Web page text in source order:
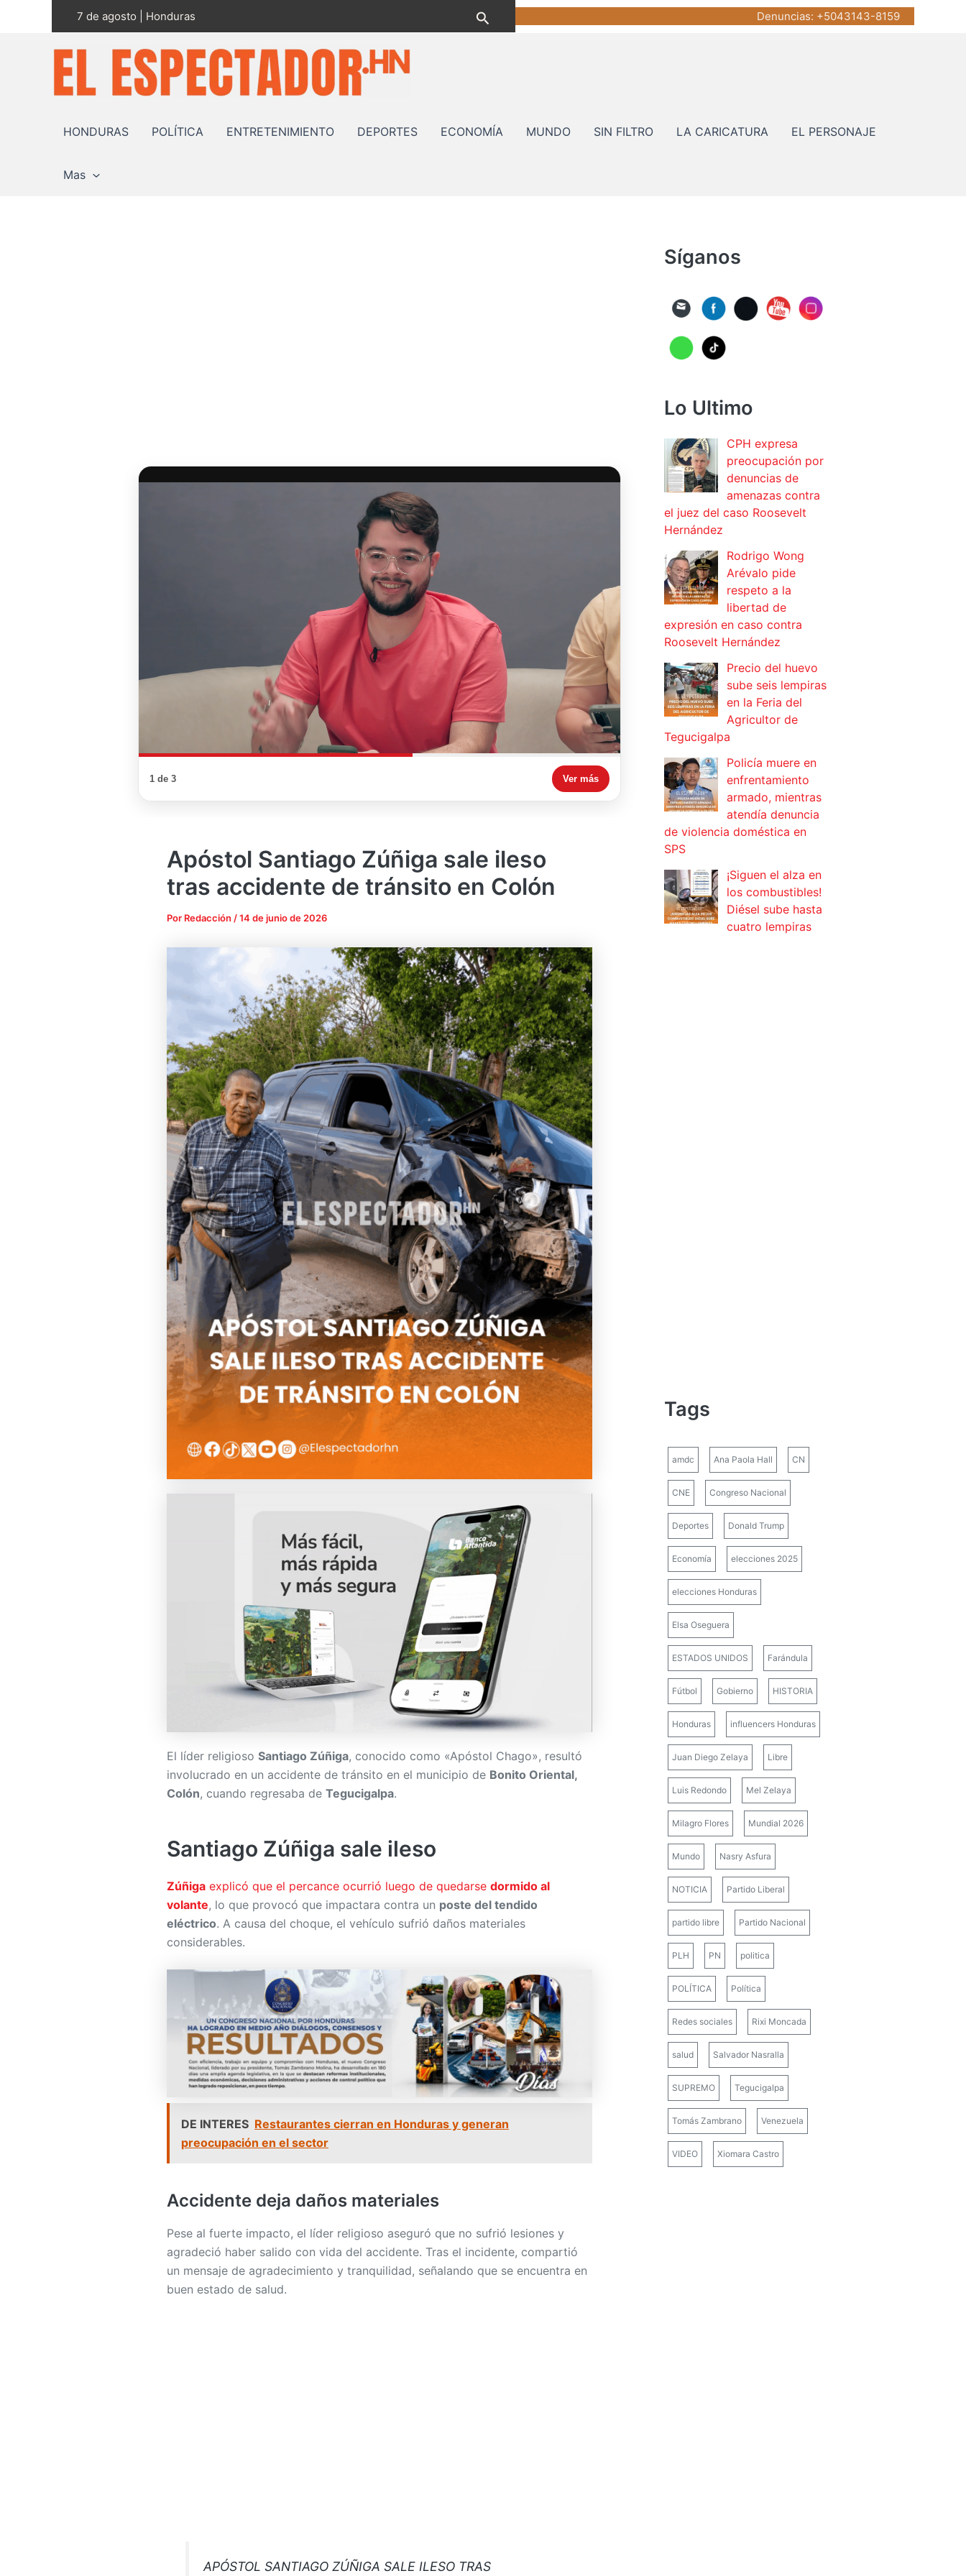
7 de agosto | Honduras Buscar Denuncias: +5043143-8159
HONDURAS POLÍTICA ENTRETENIMIENTO DEPORTES ECONOMÍA MUNDO SIN FILTRO LA CARICATURA EL PERSONAJE
Mas
1 de 3 Ver más
Apóstol Santiago Zúñiga sale ileso
tras accidente de tránsito en Colón
Por Redacción /14 de junio de 2026
El líder religioso Santiago Zúñiga, conocido como «Apóstol Chago», resultó
involucrado en un accidente de tránsito en el municipio de Bonito Oriental,
Colón, cuando regresaba de Tegucigalpa.
Santiago Zúñiga sale ileso
Zúñiga explicó que el percance ocurrió luego de quedarse dormido al
volante, lo que provocó que impactara contra un poste del tendido
eléctrico. A causa del choque, el vehículo sufrió daños materiales
considerables.
DE INTERES Restaurantes cierran en Honduras y generan
preocupación en el sector
Accidente deja daños materiales
Pese al fuerte impacto, el líder religioso aseguró que no sufrió lesiones y
agradeció haber salido con vida del accidente. Tras el incidente, compartió
un mensaje de agradecimiento y tranquilidad, señalando que se encuentra en
buen estado de salud.
APÓSTOL SANTIAGO ZÚÑIGA SALE ILESO TRAS
Síganos
Lo Ultimo
CPH expresa
preocupación por
denuncias de
amenazas contra
el juez del caso Roosevelt
Hernández
Rodrigo Wong
Arévalo pide
respeto a la
libertad de
expresión en caso contra
Roosevelt Hernández
Precio del huevo
sube seis lempiras
en la Feria del
Agricultor de
Tegucigalpa
Policía muere en
enfrentamiento
armado, mientras
atendía denuncia
de violencia doméstica en
SPS
¡Siguen el alza en
los combustibles!
Diésel sube hasta
cuatro lempiras
Tags
amdc Ana Paola Hall CN
CNE Congreso Nacional
Deportes Donald Trump
Economía elecciones 2025
elecciones Honduras
Elsa Oseguera
ESTADOS UNIDOS Farándula
Fútbol Gobierno HISTORIA
Honduras influencers Honduras
Juan Diego Zelaya Libre
Luis Redondo Mel Zelaya
Milagro Flores Mundial 2026
Mundo Nasry Asfura
NOTICIA Partido Liberal
partido libre Partido Nacional
PLH PN politica
POLÍTICA Política
Redes sociales Rixi Moncada
salud Salvador Nasralla
SUPREMO Tegucigalpa
Tomás Zambrano Venezuela
VIDEO Xiomara Castro